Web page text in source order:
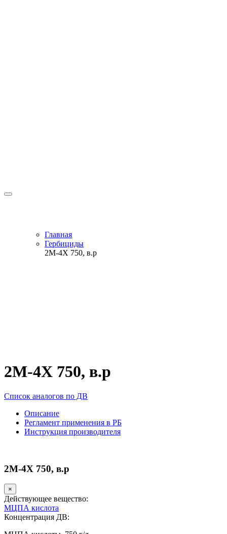
Главная
Гербициды
2М-4Х 750, в.р
2М-4Х 750, в.р
Список аналогов по ДВ
Описание
Регламент применения в РБ
Инструкция производителя
2М-4Х 750, в.р
×
Действующее вещество:
МЦПА кислота
Концентрация ДВ: